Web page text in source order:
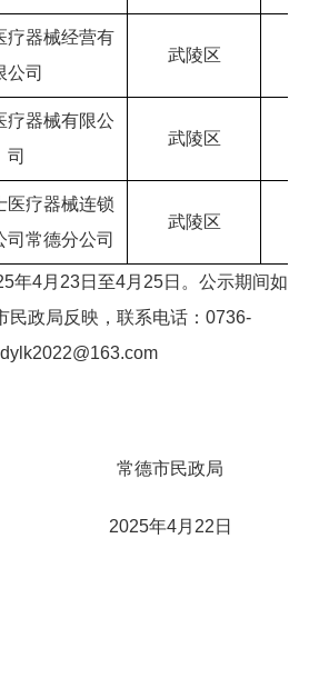
疗器械经营有
公司
武陵区
疗器械有限公
司
武陵区
医疗器械连锁
司常德分公司
武陵区
年4月23日至4月25日。公示期间如
民政局反映，联系电话：0736-
常德市民政局
2025年4月22日